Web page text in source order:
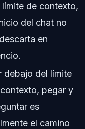
límite de contexto,
del chat no
en
debajo del límite
pegar y
es
el camino